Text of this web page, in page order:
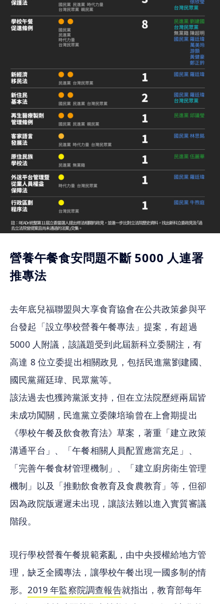
營養午餐食安問題不斷 5000 人連署
推專法
去年底兒福聯盟與大享食育協會在公共政策參與平
台發起「設立學校營養午餐專法」提案，有超過
5000 人附議，該議題受到此屆新科立委關注，有
高達 8 位立委提出相關政見，包括民進黨劉建國、
國民黨羅廷瑋、民眾黨等。
該法過去也獲跨黨派支持，但在立法院歷經兩屆皆
未成功闖關，民進黨立委陳培瑜曾在上會期提出
《學校午餐及飲食教育法》草案，著重「建立政策
溝通平台」、「午餐相關人員配置應當充足」、
「完善午餐食材管理機制」、「建立廚房衛生管理
機制」以及「推動飲食教育及食農教育」等，但卻
因為政院版遲遲未出現，讓該法難以進入實質審議
階段。
現行學校營養午餐規範紊亂，由中央授權給地方管
理，缺乏全國專法，讓學校午餐出現一國多制的情
形。 2019 年監察院調查報告就指出，教育部每年